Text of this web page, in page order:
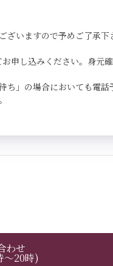
いますので予めご了承
申し込みください。身元
」の場合においても電
わせ
～20時)